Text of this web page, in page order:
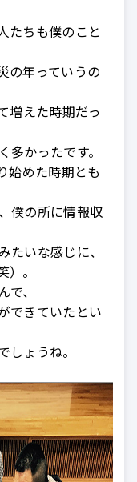
たちも僕のこと
の年っていうの
増えた時期だっ
かったです。
めた時期とも
僕の所に情報収
たいな感じに、
。
、
できていたとい
ょうね。